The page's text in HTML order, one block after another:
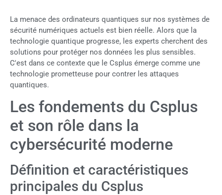
La menace des ordinateurs quantiques sur nos systèmes de
sécurité numériques actuels est bien réelle. Alors que la
technologie quantique progresse, les experts cherchent des
solutions pour protéger nos données les plus sensibles.
C'est dans ce contexte que le Csplus émerge comme une
technologie prometteuse pour contrer les attaques
quantiques.
Les fondements du Csplus
et son rôle dans la
cybersécurité moderne
Définition et caractéristiques
principales du Csplus